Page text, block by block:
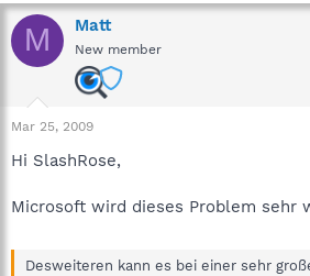
M Matt
New member
Mar 25, 2009
Hi SlashRose,
Microsoft wird dieses Problem sehr
Desweiteren kann es bei einer sehr